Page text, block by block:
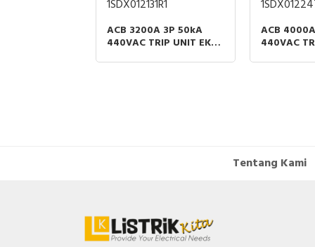
1SDX012131R1
ACB 3200A 3P 50kA
440VAC TRIP UNIT EK-1
ACB
440VAC
Tentang Kami